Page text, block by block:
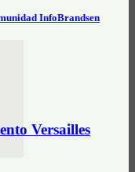
InfoBrandsen
Versailles